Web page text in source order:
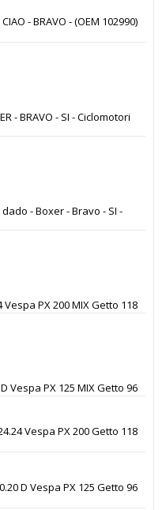
- BRAVO - (OEM 102990)
- BRAVO - SI - Ciclomotori
- Boxer - Bravo - SI -
PX 200 MIX Getto 118
Vespa PX 125 MIX Getto 96
Vespa PX 200 Getto 118
D Vespa PX 125 Getto 96